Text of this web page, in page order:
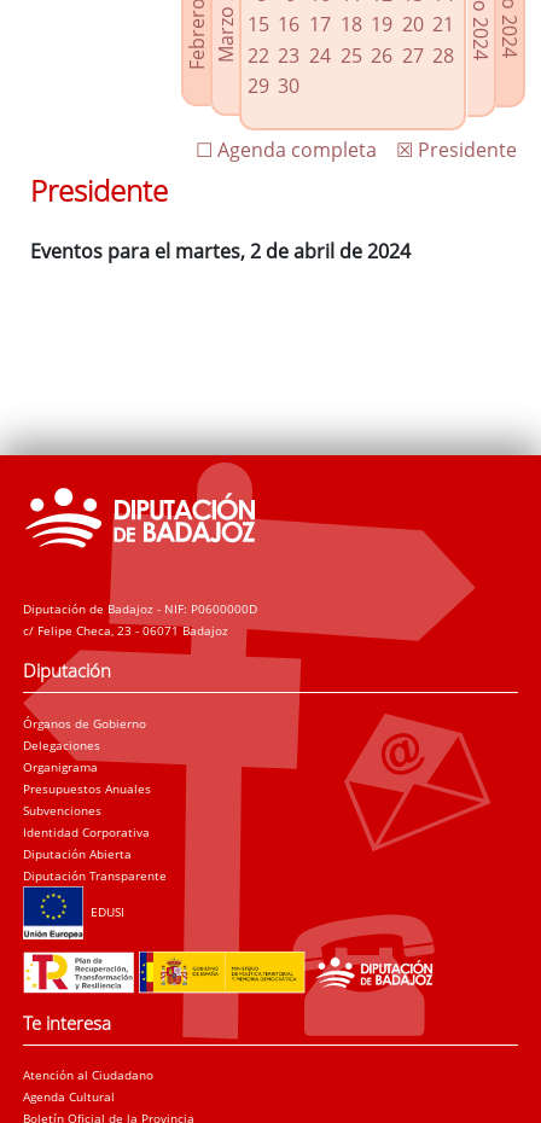
Agenda de Presidencia
Plenos provinciales y Juntas de gobierno
Oficina de Proyectos Europeos
15 16 17 18 19 20 21
22 23 24 25 26 27 28
29 30
☒ Presidente
☐ Agenda completa
Presidente
Eventos para el martes, 2 de abril de 2024
Diputación de Badajoz - NIF: P0600000D
c/ Felipe Checa, 23 - 06071 Badajoz
Diputación
Órganos de Gobierno
Delegaciones
Organigrama
Presupuestos Anuales
Subvenciones
Identidad Corporativa
Diputación Abierta
Diputación Transparente
EDUSI
Te interesa
Atención al Ciudadano
Agenda Cultural
Boletín Oficial de la Provincia